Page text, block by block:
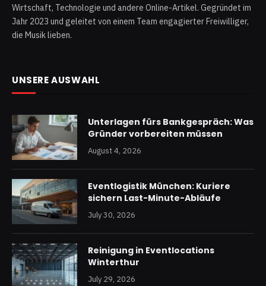
Wirtschaft, Technologie und andere Online-Artikel. Gegründet im
Jahr 2023 und geleitet von einem Team engagierter Freiwilliger,
die Musik lieben.
UNSERE AUSWAHL
Unterlagen fürs Bankgespräch: Was
Gründer vorbereiten müssen
August 4, 2026
Eventlogistik München: Kuriere
sichern Last-Minute-Abläufe
July 30, 2026
Reinigung in Eventlocations
Winterthur
July 29, 2026